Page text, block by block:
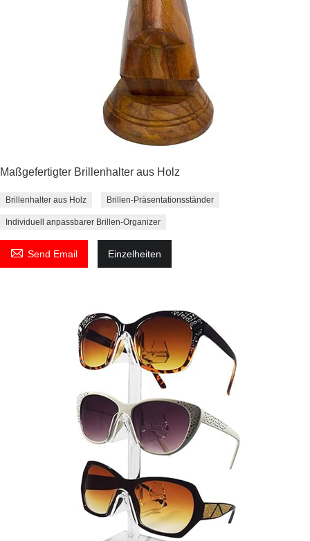
Maßgefertigter Brillenhalter aus Holz
Brillenhalter aus Holz Brillen-Präsentationsständer
Individuell anpassbarer Brillen-Organizer
 Send Email Einzelheiten